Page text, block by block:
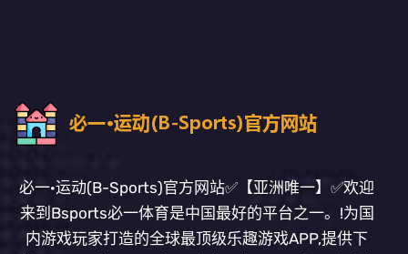
必一·运动(B-Sports)官方网站✅【亚洲唯一】✅欢迎
来到Bsports必一体育是中国最好的平台之一。!为国
内游戏玩家打造的全球最顶级乐趣游戏APP,提供下